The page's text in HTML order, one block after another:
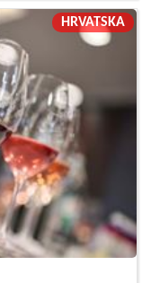
HRVATSKA